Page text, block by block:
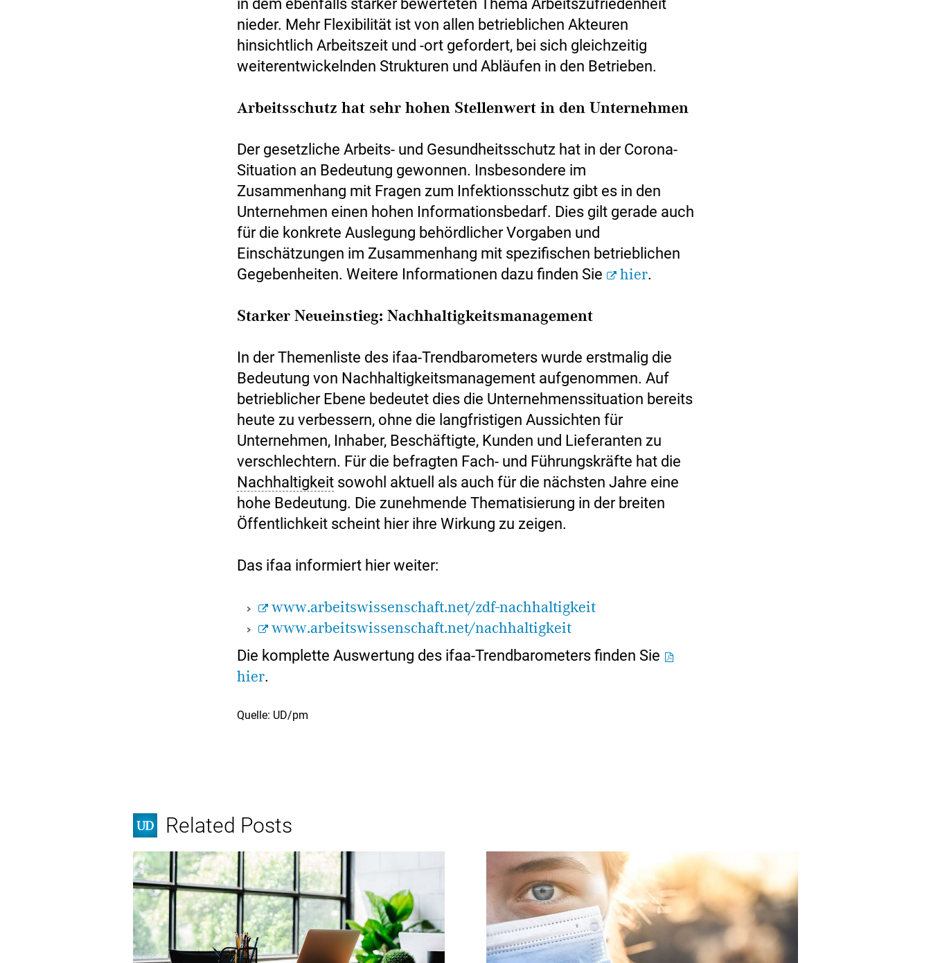
in dem ebenfalls stärker bewerteten Thema Arbeitszufriedenheit
nieder. Mehr Flexibilität ist von allen betrieblichen Akteuren
hinsichtlich Arbeitszeit und -ort gefordert, bei sich gleichzeitig
weiterentwickelnden Strukturen und Abläufen in den Betrieben.
Arbeitsschutz hat sehr hohen Stellenwert in den Unternehmen
Der gesetzliche Arbeits- und Gesundheitsschutz hat in der Corona-
Situation an Bedeutung gewonnen. Insbesondere im
Zusammenhang mit Fragen zum Infektionsschutz gibt es in den
Unternehmen einen hohen Informationsbedarf. Dies gilt gerade auch
für die konkrete Auslegung behördlicher Vorgaben und
Einschätzungen im Zusammenhang mit spezifischen betrieblichen
Gegebenheiten. Weitere Informationen dazu finden Sie
hier.
Starker Neueinstieg: Nachhaltigkeitsmanagement
In der Themenliste des ifaa-Trendbarometers wurde erstmalig die
Bedeutung von Nachhaltigkeitsmanagement aufgenommen. Auf
betrieblicher Ebene bedeutet dies die Unternehmenssituation bereits
heute zu verbessern, ohne die langfristigen Aussichten für
Unternehmen, Inhaber, Beschäftigte, Kunden und Lieferanten zu
verschlechtern. Für die befragten Fach- und Führungskräfte hat die
Nachhaltigkeit sowohl aktuell als auch für die nächsten Jahre eine
hohe Bedeutung. Die zunehmende Thematisierung in der breiten
Öffentlichkeit scheint hier ihre Wirkung zu zeigen.
Das ifaa informiert hier weiter:
www.arbeitswissenschaft.net/zdf-nachhaltigkeit
www.arbeitswissenschaft.net/nachhaltigkeit
Die komplette Auswertung des ifaa-Trendbarometers finden Sie
hier.
Quelle: UD/pm
Related Posts